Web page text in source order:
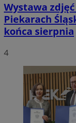
Wystawa
Piekarach
końca sierpnia
4